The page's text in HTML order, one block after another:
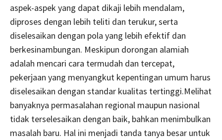
aspek-aspek yang dapat dikaji lebih mendalam,
diproses dengan lebih teliti dan terukur, serta
diselesaikan dengan pola yang lebih efektif dan
berkesinambungan. Meskipun dorongan alamiah
adalah mencari cara termudah dan tercepat,
pekerjaan yang menyangkut kepentingan umum harus
diselesaikan dengan standar kualitas tertinggi.Melihat
banyaknya permasalahan regional maupun nasional
tidak terselesaikan dengan baik, bahkan menimbulkan
masalah baru. Hal ini menjadi tanda tanya besar untuk